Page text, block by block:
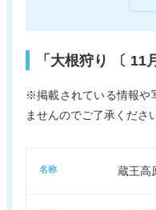
「大根狩り 〔 11
※掲載されている情報や
ませんのでご了承くださ
名称 蔵王高